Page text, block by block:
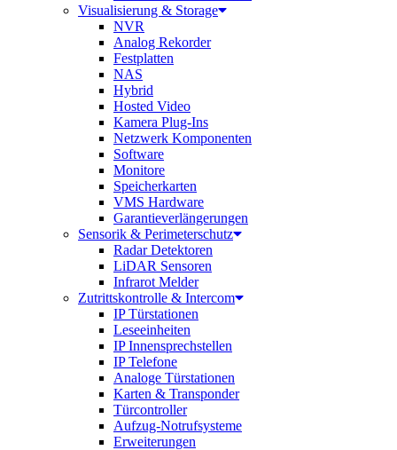
Visualisierung & Storage
NVR
Analog Rekorder
Festplatten
NAS
Hybrid
Hosted Video
Kamera Plug-Ins
Netzwerk Komponenten
Software
Monitore
Speicherkarten
VMS Hardware
Garantieverlängerungen
Sensorik & Perimeterschutz
Radar Detektoren
LiDAR Sensoren
Infrarot Melder
Zutrittskontrolle & Intercom
IP Türstationen
Leseeinheiten
IP Innensprechstellen
IP Telefone
Analoge Türstationen
Karten & Transponder
Türcontroller
Aufzug-Notrufsysteme
Erweiterungen